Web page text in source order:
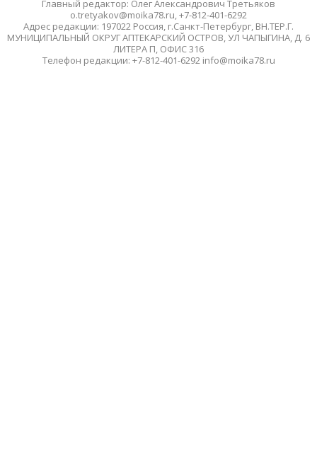
Главный редактор: Олег Александрович Третьяков
o.tretyakov@moika78.ru, +7-812-401-6292
Адрес редакции: 197022 Россия, г.Санкт-Петербург, ВН.ТЕР.Г.
МУНИЦИПАЛЬНЫЙ ОКРУГ АПТЕКАРСКИЙ ОСТРОВ, УЛ ЧАПЫГИНА, Д. 6
ЛИТЕРА П, ОФИС 316
Телефон редакции: +7-812-401-6292 info@moika78.ru